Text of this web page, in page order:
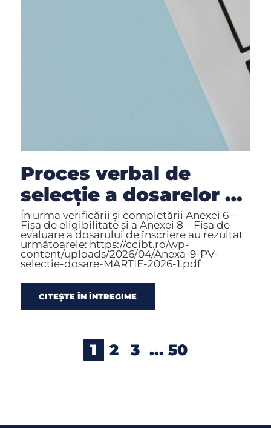
Proces verbal de
selecție a dosarelor de
candidatură depuse
pentru GT în luna
MARTIE 2026
În urma verificării și completării Anexei 6 –
Fișa de eligibilitate și a Anexei 8 – Fișa de
evaluare a dosarului de înscriere au rezultat
următoarele: https://ccibt.ro/wp-
content/uploads/2026/04/Anexa-9-PV-
selectie-dosare-MARTIE-2026-1.pdf
CITEȘTE ÎN ÎNTREGIME
1 2 3 ... 50